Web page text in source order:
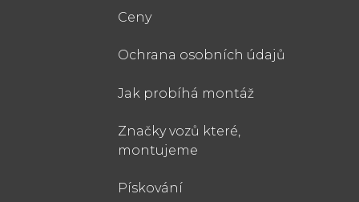
Ceny
Ochrana osobních údajů
Jak probíhá montáž
Značky vozů které,
montujeme
Pískování